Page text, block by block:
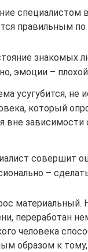
специалистом
правильным по
знакомых
эмоции –
усугубится,
который
вне зависимости
совершит
–
материальный.
переработан
человека
образом к тому,